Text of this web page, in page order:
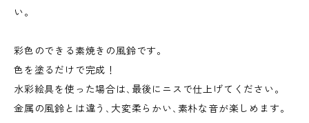
い。
彩色のできる素焼きの風鈴です。
色を塗るだけで完成！
水彩絵具を使った場合は､最後にニスで仕上げてください。
金属の風鈴とは違う､大変柔らかい､素朴な音が楽しめます。